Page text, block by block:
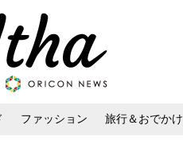
ファッション 旅行＆おでかけ